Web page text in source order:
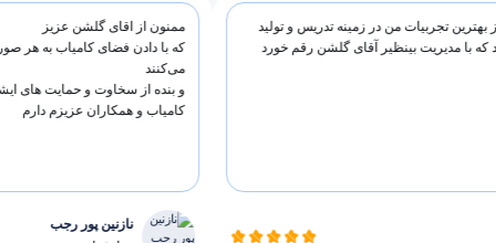
بهترین تجربیات من در زمینه تدریس و تولید
که با مدیریت بینظیر آقای گلشن رقم خورد
ممنون از اقای گلشن عزیز
که با دادن فضای کامیاب به
می‌کنند
و بنده از سخاوت و حمایت
کامیاب و همکاران عزیزم دارم
نازنین پور رجب